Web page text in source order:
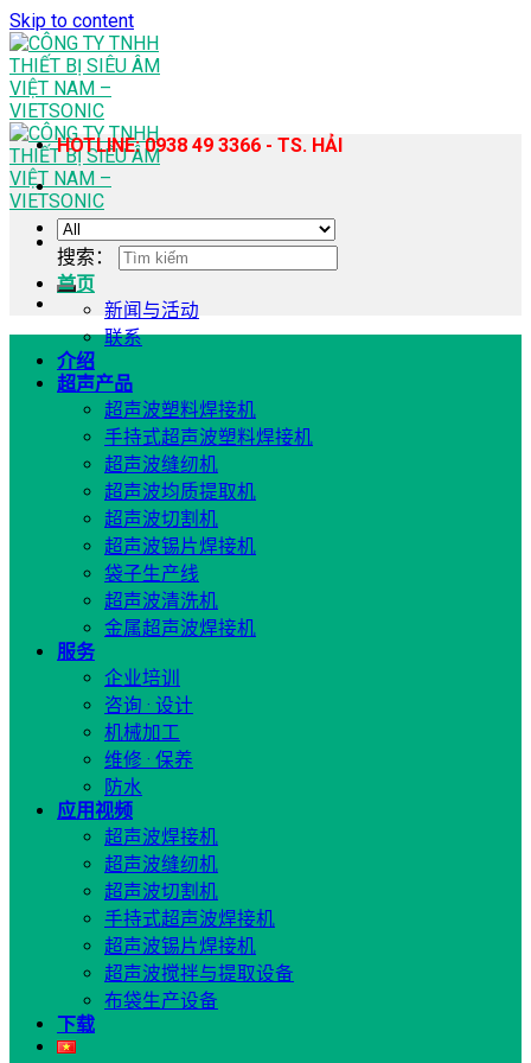
Skip to content
首页
新闻与活动
联系
介绍
超声产品
超声波塑料焊接机
手持式超声波塑料焊接机
超声波缝纫机
超声波均质提取机
超声波切割机
超声波锡片焊接机
袋子生产线
超声波清洗机
金属超声波焊接机
服务
企业培训
咨询 · 设计
机械加工
维修 · 保养
防水
应用视频
超声波焊接机
超声波缝纫机
超声波切割机
手持式超声波焊接机
超声波锡片焊接机
超声波搅拌与提取设备
布袋生产设备
下载
HOTLINE: 0938 49 3366 - TS. HẢI
搜索：